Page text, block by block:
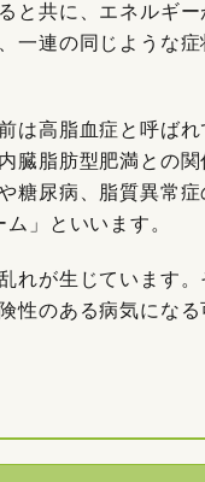
と共に、エネルギー
一連の同じような症
は高脂血症と呼ばれ
臓脂肪型肥満との関
糖尿病、脂質異常
」といいます。
れが生じています。
性のある病気になる